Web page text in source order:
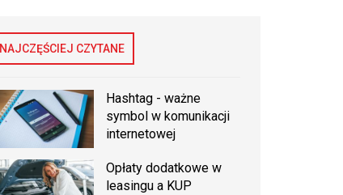
NAJCZĘŚCIEJ CZYTANE
Hashtag - ważne
symbol w komunikacji
internetowej
Opłaty dodatkowe w
leasingu a KUP